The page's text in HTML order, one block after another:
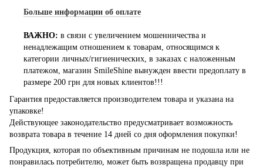
Больше информации об оплате
ВАЖНО: в связи с увеличением мошенничества и
ненадлежащим отношением к товарам, относящимся к
категории личных/гигиенических, в заказах с наложенным
платежом, магазин SmileShine вынужден ввести предоплату в
размере 200 грн для новых клиентов!!!
Гарантия предоставляется производителем товара и указана на
упаковке!
Действующее законодательство предусматривает возможность
возврата товара в течение 14 дней со дня оформления покупки!
Продукция, которая по объективным причинам не подошла или не
понравилась потребителю, может быть возвращена продавцу при